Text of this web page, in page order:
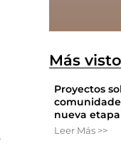
Más visto
Proyectos
nueva etapa
Leer Más >>